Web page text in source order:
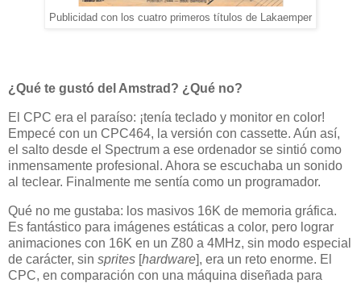
Publicidad con los cuatro primeros títulos de Lakaemper
¿Qué te gustó del Amstrad? ¿Qué no?
El CPC era el paraíso: ¡tenía teclado y monitor en color!
Empecé con un CPC464, la versión con cassette. Aún así,
el salto desde el Spectrum a ese ordenador se sintió como
inmensamente profesional. Ahora se escuchaba un sonido
al teclear. Finalmente me sentía como un programador.
Qué no me gustaba: los masivos 16K de memoria gráfica.
Es fantástico para imágenes estáticas a color, pero lograr
animaciones con 16K en un Z80 a 4MHz, sin modo especial
de carácter, sin sprites [hardware], era un reto enorme. El
CPC, en comparación con una máquina diseñada para